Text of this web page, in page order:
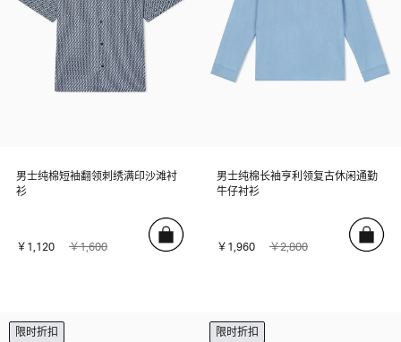
男士纯棉短袖翻领刺绣满印沙滩衬
衫
￥1,120 ￥1,600
男士纯棉长袖亨利领复古休闲通勤
牛仔衬衫
￥1,960 ￥2,800
限时折扣 限时折扣